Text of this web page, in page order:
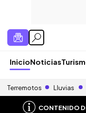
InicioNoticias
Terremotos Lluvias
CONTENIDO